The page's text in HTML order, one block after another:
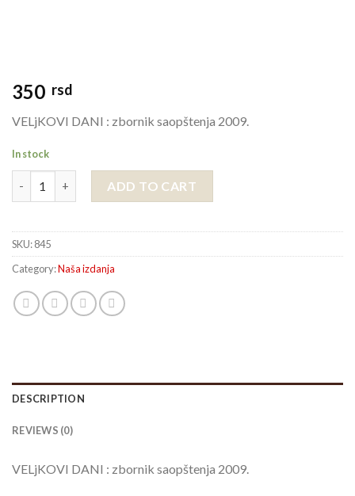
350 rsd
VELjKOVI DANI : zbornik saopštenja 2009.
In stock
ADD TO CART
SKU:845
Category:Naša izdanja
DESCRIPTION
REVIEWS (0)
VELjKOVI DANI : zbornik saopštenja 2009.